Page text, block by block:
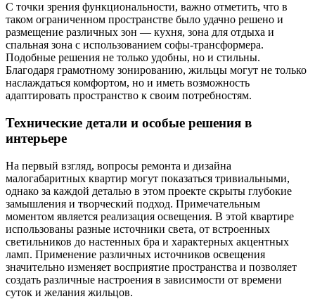
С точки зрения функциональности, важно отметить, что в
таком ограниченном пространстве было удачно решено и
размещение различных зон — кухня, зона для отдыха и
спальная зона с использованием софы-трансформера.
Подобные решения не только удобны, но и стильны.
Благодаря грамотному зонированию, жильцы могут не только
наслаждаться комфортом, но и иметь возможность
адаптировать пространство к своим потребностям.
Технические детали и особые решения в
интерьере
На первый взгляд, вопросы ремонта и дизайна
малогабаритных квартир могут показаться тривиальными,
однако за каждой деталью в этом проекте скрыты глубокие
замышления и творческий подход. Примечательным
моментом является реализация освещения. В этой квартире
использованы разные источники света, от встроенных
светильников до настенных бра и характерных акцентных
ламп. Применение различных источников освещения
значительно изменяет восприятие пространства и позволяет
создать различные настроения в зависимости от времени
суток и желания жильцов.